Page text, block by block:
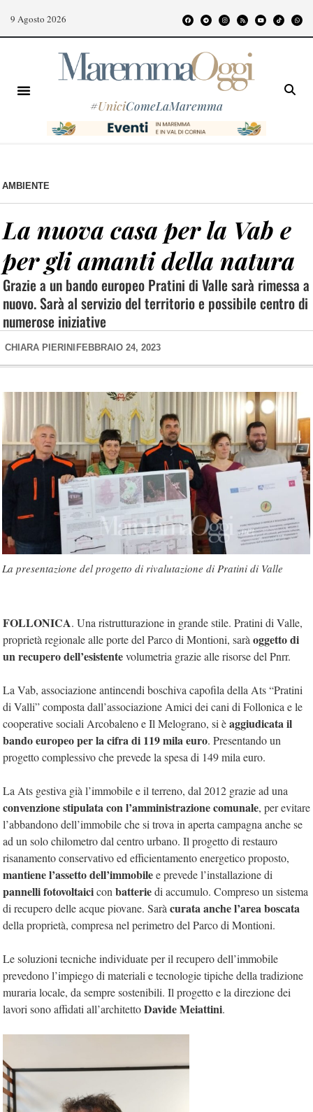
9 Agosto 2026
#UniciComeLaMaremma
AMBIENTE
La nuova casa per la Vab e
per gli amanti della natura
Grazie a un bando europeo Pratini di Valle sarà rimessa a
nuovo. Sarà al servizio del territorio e possibile centro di
numerose iniziative
CHIARA PIERINI FEBBRAIO 24, 2023
La presentazione del progetto di rivalutazione di Pratini di Valle
FOLLONICA. Una ristrutturazione in grande stile. Pratini di Valle,
proprietà regionale alle porte del Parco di Montioni, sarà oggetto di
un recupero dell’esistentevolumetria grazie alle risorse del Pnrr.
La Vab, associazione antincendi boschiva capofila della Ats “Pratini
di Valli” composta dall’associazione Amici dei cani di Follonica e le
cooperative sociali Arcobaleno e Il Melograno, si èaggiudicata il
bando europeo per la cifra di 119 mila euro. Presentando un
progetto complessivo che prevede la spesa di 149 mila euro.
La Ats gestiva già l’immobile e il terreno, dal 2012 grazie ad una
convenzione stipulata con l’amministrazione comunale, per evitare
l’abbandono dell’immobile che si trova in aperta campagna anche se
ad un solo chilometro dal centro urbano. Il progetto di restauro
risanamento conservativo ed efficientamento energetico proposto,
mantiene l’assetto dell’immobilee prevede l’installazione di
pannelli fotovoltaicicon batteriedi accumulo. Compreso un sistema
di recupero delle acque piovane. Sarà curata anche l’area boscata
della proprietà, compresa nel perimetro del Parco di Montioni.
Le soluzioni tecniche individuate per il recupero dell’immobile
prevedono l’impiego di materiali e tecnologie tipiche della tradizione
muraria locale, da sempre sostenibili. Il progetto e la direzione dei
lavori sono affidati all’architettoDavide Meiattini.